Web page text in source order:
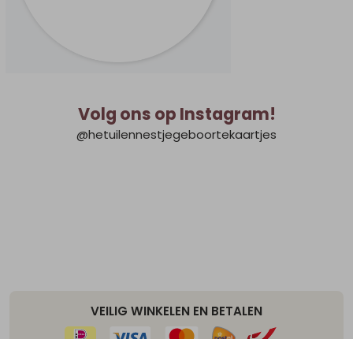
Volg ons op Instagram!
@hetuilennestjegeboortekaartjes
VEILIG WINKELEN EN BETALEN